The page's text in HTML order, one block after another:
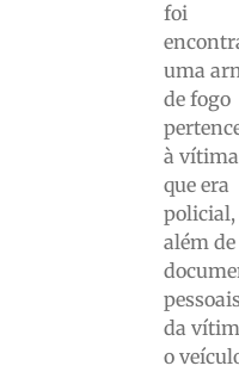
foi
uma
de fogo
à
que era
policial,
além de
pessoais
da
o